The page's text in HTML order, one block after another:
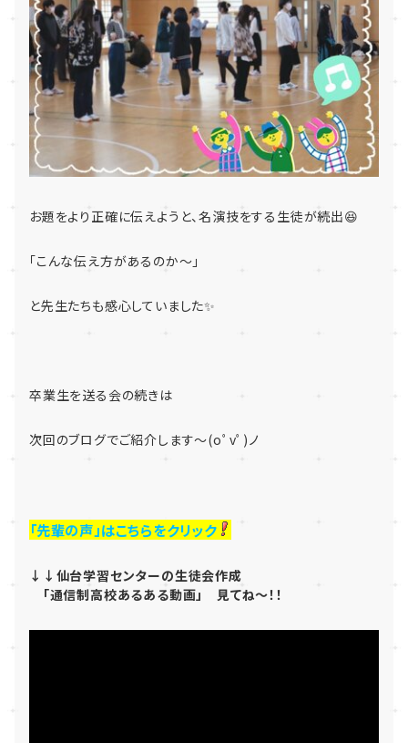
お題をより正確に伝えようと、名演技をする生徒が続出😆
「こんな伝え方があるのか～」
と先生たちも感心していました✨
卒業生を送る会の続きは
次回のブログでご紹介します～(oﾟvﾟ)ノ
「先輩の声」はこちらをクリック
↓↓仙台学習センターの生徒会作成
「通信制高校あるある動画」 見てね～！！